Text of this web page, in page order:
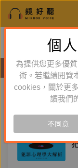
鏡好聽
體驗全面
節目
知識好好玩
個
為提供您更多優
術。若繼續閱覽
cookies，關於更
讀我們
不同意